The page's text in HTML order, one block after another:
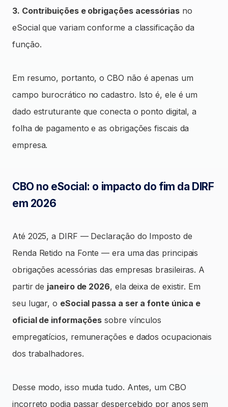
3. Contribuições e obrigações acessóriasno
eSocial que variam conforme a classificação da
função.
Em resumo, portanto, o CBO não é apenas um
campo burocrático no cadastro. Isto é, ele é um
dado estruturante que conecta o ponto digital, a
folha de pagamento e as obrigações fiscais da
empresa.
CBO no eSocial: o impacto do fim da DIRF
em 2026
Até 2025, a DIRF — Declaração do Imposto de
Renda Retido na Fonte — era uma das principais
obrigações acessórias das empresas brasileiras. A
partir de janeiro de 2026, ela deixa de existir. Em
seu lugar, o eSocial passa a ser a fonte única e
oficial de informações sobre vínculos
empregatícios, remunerações e dados ocupacionais
dos trabalhadores.
Desse modo, isso muda tudo. Antes, um CBO
incorreto podia passar despercebido por anos sem